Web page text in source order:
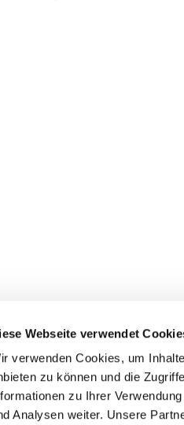
Webseite verwendet
verwenden Cookies, um
zu können und die
zu Ihrer
Analysen weiter. Unsere